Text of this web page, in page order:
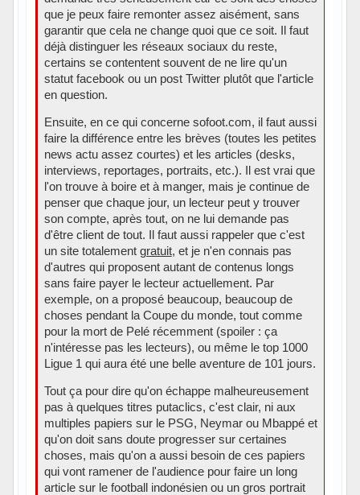
que je peux faire remonter assez aisément, sans
garantir que cela ne change quoi que ce soit. Il faut
déjà distinguer les réseaux sociaux du reste,
certains se contentent souvent de ne lire qu'un
statut facebook ou un post Twitter plutôt que l'article
en question.
Ensuite, en ce qui concerne sofoot.com, il faut aussi
faire la différence entre les brèves (toutes les petites
news actu assez courtes) et les articles (desks,
interviews, reportages, portraits, etc.). Il est vrai que
l'on trouve à boire et à manger, mais je continue de
penser que chaque jour, un lecteur peut y trouver
son compte, après tout, on ne lui demande pas
d'être client de tout. Il faut aussi rappeler que c'est
un site totalement gratuit, et je n'en connais pas
d'autres qui proposent autant de contenus longs
sans faire payer le lecteur actuellement. Par
exemple, on a proposé beaucoup, beaucoup de
choses pendant la Coupe du monde, tout comme
pour la mort de Pelé récemment (spoiler : ça
n'intéresse pas les lecteurs), ou même le top 1000
Ligue 1 qui aura été une belle aventure de 101 jours.
Tout ça pour dire qu'on échappe malheureusement
pas à quelques titres putaclics, c'est clair, ni aux
multiples papiers sur le PSG, Neymar ou Mbappé et
qu'on doit sans doute progresser sur certaines
choses, mais qu'on a aussi besoin de ces papiers
qui vont ramener de l'audience pour faire un long
article sur le football indonésien ou un gros portrait